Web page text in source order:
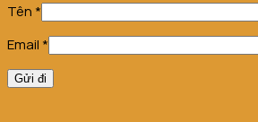
Tên *
Email *